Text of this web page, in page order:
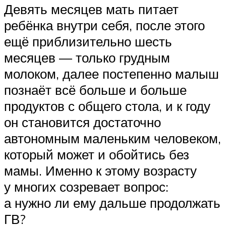
Девять месяцев мать питает
ребёнка внутри себя, после этого
ещё приблизительно шесть
месяцев — только грудным
молоком, далее постепенно малыш
познаёт всё больше и больше
продуктов с общего стола, и к году
он становится достаточно
автономным маленьким человеком,
который может и обойтись без
мамы. Именно к этому возрасту
у многих созревает вопрос:
а нужно ли ему дальше продолжать
ГВ?